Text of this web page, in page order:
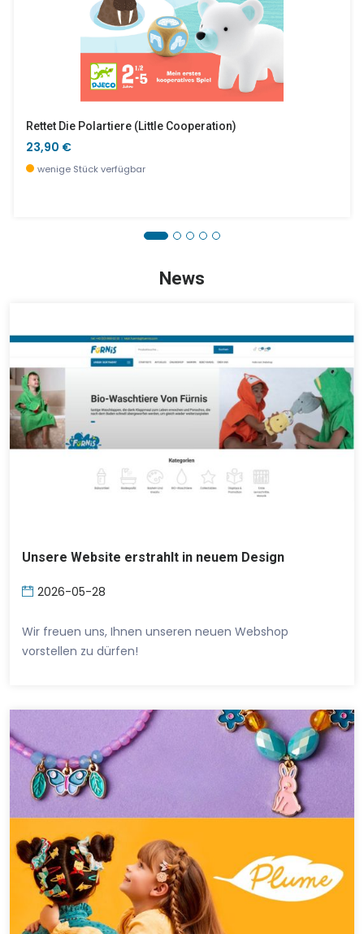
6 Kreative Aktivitäten, Die Maus Und Ihre Freunde
Djeco Logo Auf PVC
Rettet Die Polartiere (little Cooperation)
23,90 €
wenige Stück verfügbar
News
Unsere Website erstrahlt in neuem Design
2026-05-28
Wir freuen uns, Ihnen unseren neuen Webshop
vorstellen zu dürfen!